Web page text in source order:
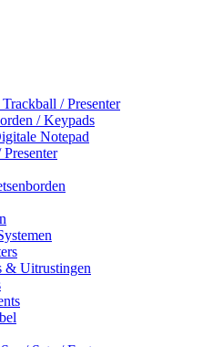
/ Presenter
/ Keypads
Notepad
& Uitrustingen